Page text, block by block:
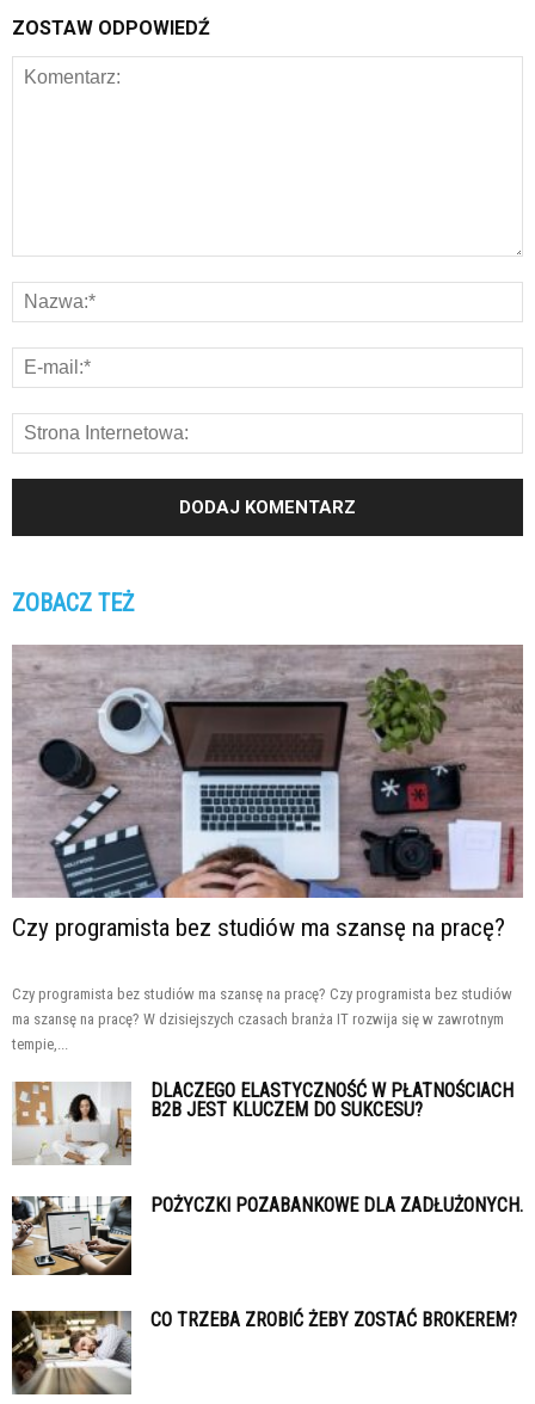
ZOSTAW ODPOWIEDŹ
ZOBACZ TEŻ
Czy programista bez studiów ma szansę na pracę?
Czy programista bez studiów ma szansę na pracę? Czy programista bez studiów
ma szansę na pracę? W dzisiejszych czasach branża IT rozwija się w zawrotnym
tempie,...
DLACZEGO ELASTYCZNOŚĆ W PŁATNOŚCIACH
B2B JEST KLUCZEM DO SUKCESU?
POŻYCZKI POZABANKOWE DLA ZADŁUŻONYCH.
CO TRZEBA ZROBIĆ ŻEBY ZOSTAĆ BROKEREM?